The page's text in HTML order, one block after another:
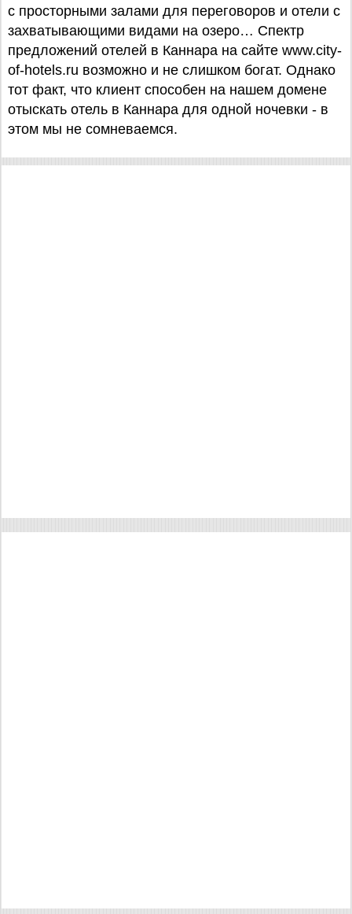
с просторными залами для переговоров и отели с
захватывающими видами на озеро… Спектр
предложений отелей в Каннара на сайте www.city-
of-hotels.ru возможно и не слишком богат. Однако
тот факт, что клиент способен на нашем домене
отыскать отель в Каннара для одной ночевки - в
этом мы не сомневаемся.